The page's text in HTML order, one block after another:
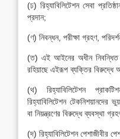
(ঢ) রিহ্যাবিলিটেশন সেবা
প্রদান;
(ণ) নিবন্ধন, পরীক্ষা গ্রহণ,
(ত) এই আইনের অধীন নিবন্ধিত
রহিয়াছে এইরূপ ব্যক্তির বিরুদ্ধে
(থ) রিহ্যাবিলিটেশন
রিহ্যাবিলিটেশন টেকনিশয়ানদের
বা নিয়ন্ত্রণের বিরুদ্ধে ব্যবস্থা
(দ) রিহ্যাবিলিটেশন পেশাজীবীর